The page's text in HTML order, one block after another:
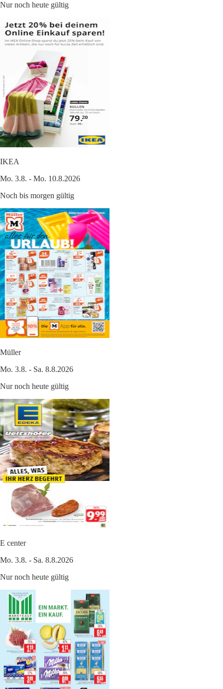
Nur noch heute gültig
IKEA
Mo. 3.8. - Mo. 10.8.2026
Noch bis morgen gültig
Müller
Mo. 3.8. - Sa. 8.8.2026
Nur noch heute gültig
E center
Mo. 3.8. - Sa. 8.8.2026
Nur noch heute gültig